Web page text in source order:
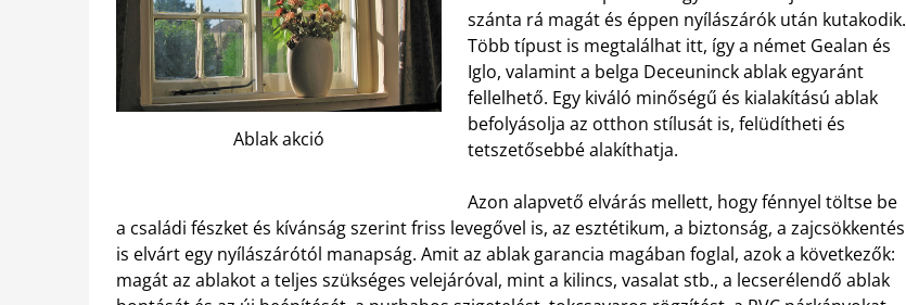
Ablak akció
szánta rá magát és éppen nyílászárók után kutakodik.
Több típust is megtalálhat itt, így a német Gealan és
Iglo, valamint a belga Deceuninck ablak egyaránt
fellelhető. Egy kiváló minőségű és kialakítású ablak
befolyásolja az otthon stílusát is, felüdítheti és
tetszetősebbé alakíthatja.
Azon alapvető elvárás mellett, hogy fénnyel töltse be
a családi fészket és kívánság szerint friss levegővel is, az esztétikum, a biztonság, a zajcsökkentés
is elvárt egy nyílászárótól manapság. Amit az ablak garancia magában foglal, azok a következők:
magát az ablakot a teljes szükséges velejáróval, mint a kilincs, vasalat stb., a lecserélendő ablak